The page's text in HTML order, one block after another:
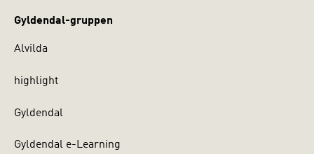
Gyldendal-gruppen
Alvilda
highlight
Gyldendal
Gyldendal e-Learning